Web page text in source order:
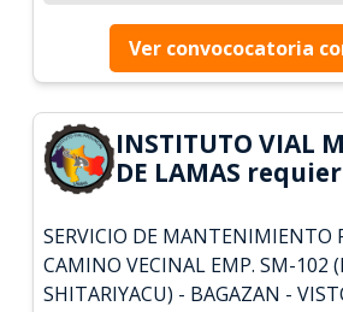
Ver convococatoria
INSTITUTO VIAL
DE LAMAS
SERVICIO DE MANTENIMIENTO
CAMINO VECINAL EMP. SM-102
SHITARIYACU) - BAGAZAN -